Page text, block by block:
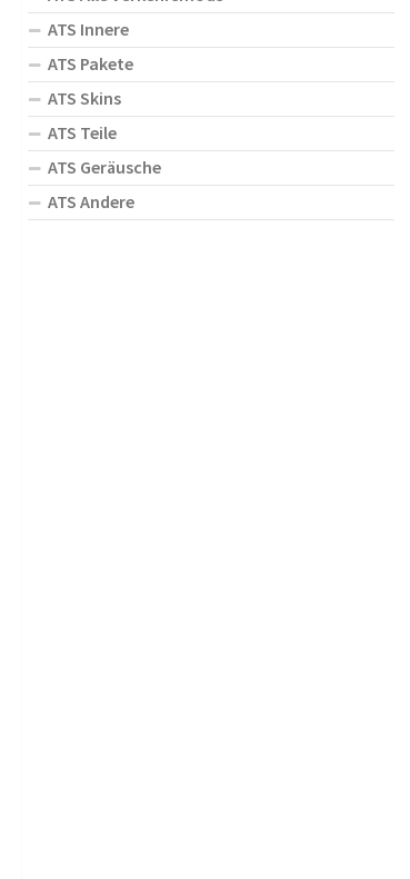
ATS Innere
ATS Pakete
ATS Skins
ATS Teile
ATS Geräusche
ATS Andere